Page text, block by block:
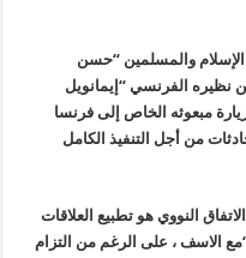
الإسلام والمسلمين “حسن
من نظيره الفرنسي “إيمانويل
مبعوثه الخاص إلى فرنسا
من أجل التنفيذ الكامل
النووي هو تطبيع العلاقات
“مع الاسف ، على الرغم من التزام